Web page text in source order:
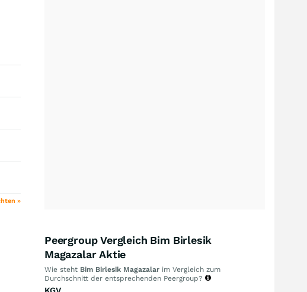
»
Peergroup Vergleich Bim Birlesik
Magazalar Aktie
Wie steht Bim Birlesik Magazalar im Vergleich zum
Durchschnitt der entsprechenden Peergroup?
KGV